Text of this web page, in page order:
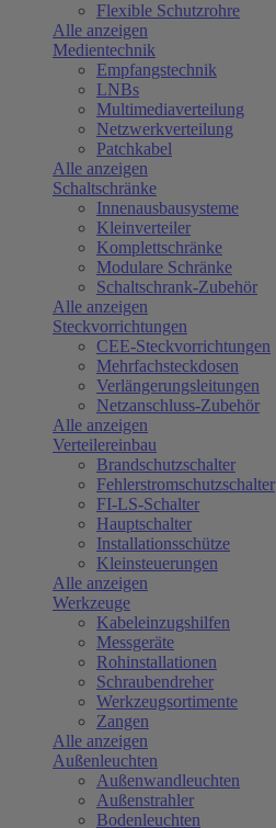
Flexible Schutzrohre
Alle anzeigen
Medientechnik
Empfangstechnik
LNBs
Multimediaverteilung
Netzwerkverteilung
Patchkabel
Alle anzeigen
Schaltschränke
Innenausbausysteme
Kleinverteiler
Komplettschränke
Modulare Schränke
Schaltschrank-Zubehör
Alle anzeigen
Steckvorrichtungen
CEE-Steckvorrichtungen
Mehrfachsteckdosen
Verlängerungsleitungen
Netzanschluss-Zubehör
Alle anzeigen
Verteilereinbau
Brandschutzschalter
Fehlerstromschutzschalter
FI-LS-Schalter
Hauptschalter
Installationsschütze
Kleinsteuerungen
Alle anzeigen
Werkzeuge
Kabeleinzugshilfen
Messgeräte
Rohinstallationen
Schraubendreher
Werkzeugsortimente
Zangen
Alle anzeigen
Außenleuchten
Außenwandleuchten
Außenstrahler
Bodenleuchten